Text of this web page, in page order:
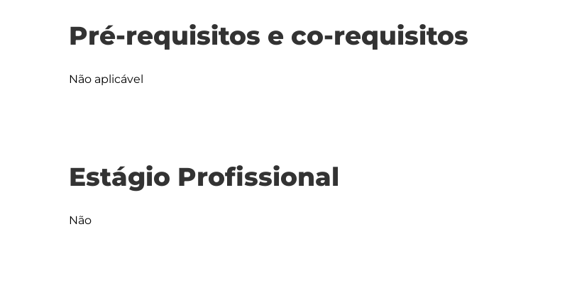
Pré-requisitos e co-requisitos
Não aplicável
Estágio Profissional
Não